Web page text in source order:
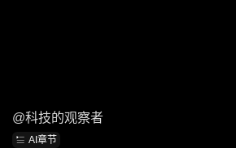
@科技的观察者
AI章节